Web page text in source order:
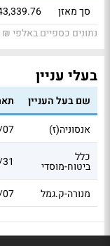
סך מאזן
נתונים כספיים באלפי ₪
בעלי עניין
שם בעל העניין
אנסוניה(ז)
כלל
ביטוח-מוסדי
מנורה-ק.גמל